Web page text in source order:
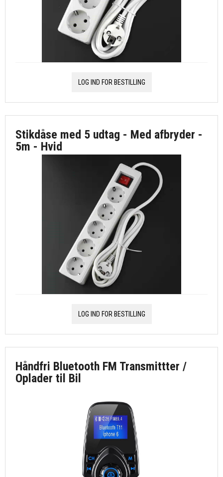
LOG IND FOR BESTILLING
Stikdåse med 5 udtag - Med afbryder -
5m - Hvid
LOG IND FOR BESTILLING
Håndfri Bluetooth FM Transmittter /
Oplader til Bil